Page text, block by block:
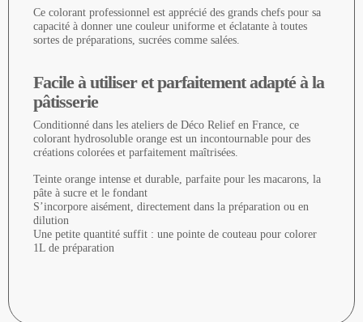
Ce colorant professionnel est apprécié des grands chefs pour sa
capacité à donner une couleur uniforme et éclatante à toutes
sortes de préparations, sucrées comme salées.
Facile à utiliser et parfaitement adapté à la
pâtisserie
Conditionné dans les ateliers de Déco Relief en France, ce
colorant hydrosoluble orange est un incontournable pour des
créations colorées et parfaitement maîtrisées.
Teinte orange intense et durable, parfaite pour les macarons, la
pâte à sucre et le fondant
S’incorpore aisément, directement dans la préparation ou en
dilution
Une petite quantité suffit : une pointe de couteau pour colorer
1L de préparation